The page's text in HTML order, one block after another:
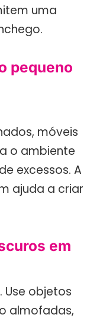
uma
pequeno
móveis
o ambiente
excessos. A
ajuda a criar
em
objetos
almofadas,